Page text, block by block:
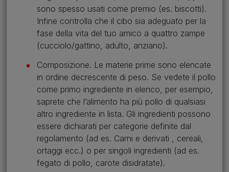
sono spesso usati come premio (es. biscotti).
Infine controlla che il cibo sia adeguato per la
fase della vita del tuo amico a quattro zampe
(cucciolo/gattino, adulto, anziano).
Composizione. Le materie prime sono elencate
in ordine decrescente di peso. Se vedete il pollo
come primo ingrediente in elenco, per esempio,
saprete che l’alimento ha più pollo di qualsiasi
altro ingrediente in lista. Gli ingredienti possono
essere dichiarati per categorie definite dal
regolamento (ad es. Carni e derivati , cereali,
ortaggi ecc.) o per singoli ingredienti (ad es.
fegato di pollo, carote disidratate).